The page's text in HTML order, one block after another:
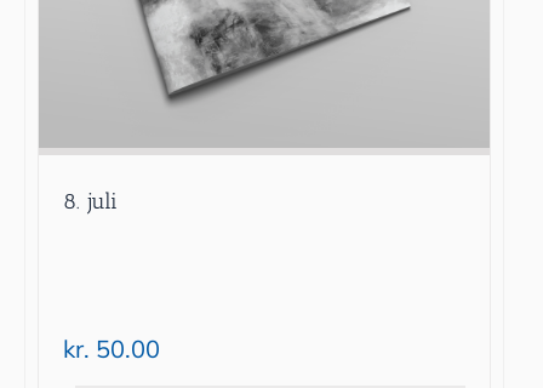
8. juli
kr. 50.00